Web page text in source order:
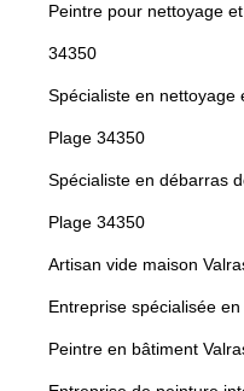
Peintre pour nettoyage
34350
Spécialiste en nettoyage
Plage 34350
Spécialiste en débarras
Plage 34350
Artisan vide maison
Entreprise spécialisée
Peintre en bâtiment